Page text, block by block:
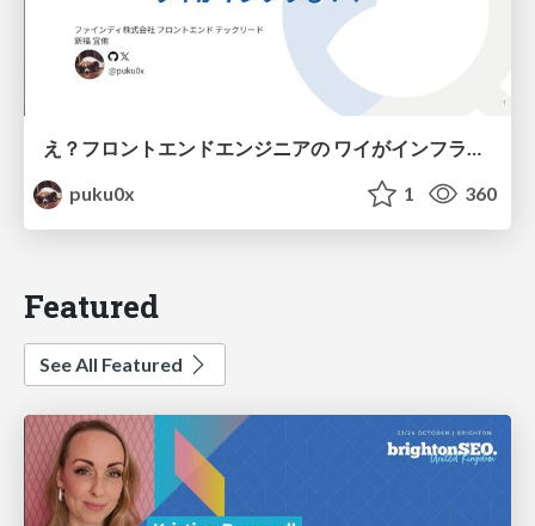
え？フロントエンドエンジニアの ワイがインフラも！？
puku0x
1 360
Featured
See All Featured